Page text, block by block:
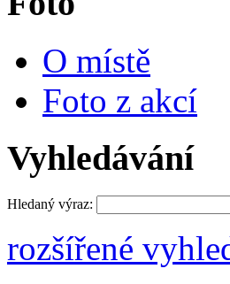
O místě
Foto z akcí
Vyhledávání
Hledaný výraz:
rozšířené